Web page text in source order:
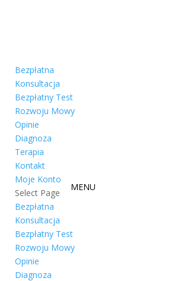
Bezpłatna
Konsultacja
Bezpłatny Test
Rozwoju Mowy
Opinie
Diagnoza
Terapia
Kontakt
Moje Konto
Select Page
Bezpłatna
Konsultacja
Bezpłatny Test
Rozwoju Mowy
Opinie
Diagnoza